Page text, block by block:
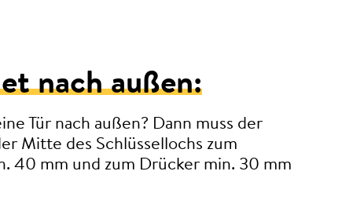
nach außen:
Tür nach außen? Dann muss der
Mitte des Schlüssellochs zum
40 mm und zum Drücker min. 30 mm